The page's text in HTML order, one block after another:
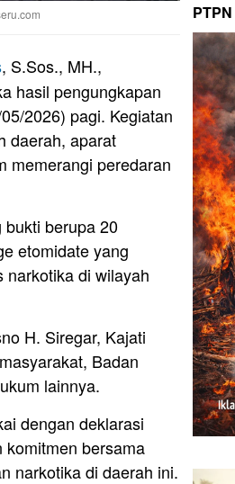
, S.Sos., MH.,
hasil pengungkapan
2026) pagi. Kegiatan
daerah, aparat
memerangi peredaran
bukti berupa 20
etomidate yang
narkotika di wilayah
H. Siregar, Kajati
Badan
lainnya.
dengan deklarasi
komitmen bersama
narkotika di daerah ini.